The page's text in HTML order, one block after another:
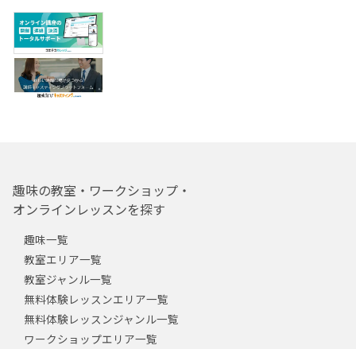
趣味の教室・ワークショップ・
オンラインレッスンを探す
趣味一覧
教室エリア一覧
教室ジャンル一覧
無料体験レッスンエリア一覧
無料体験レッスンジャンル一覧
ワークショップエリア一覧